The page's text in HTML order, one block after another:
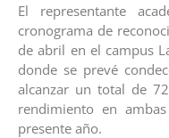
El representante
cronograma de
de abril en el campus
donde se prevé
alcanzar un total de
rendimiento en
presente año.